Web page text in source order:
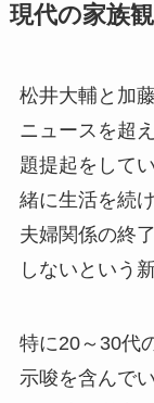
現代の家族観
松井大輔と加
ニュースを超
題提起をして
緒に生活を続
夫婦関係の終
しないという
特に20～30代
示唆を含んで